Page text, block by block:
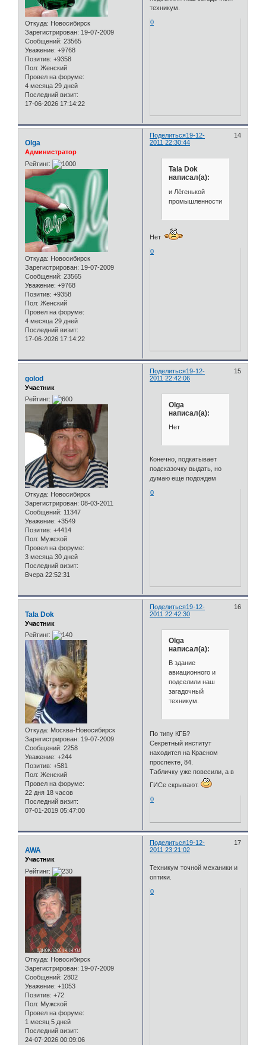
Откуда: Новосибирск
Зарегистрирован: 19-07-2009
Сообщений: 23565
Уважение: +9768
Позитив: +9358
Пол: Женский
Провел на форуме:
4 месяца 29 дней
Последний визит:
17-06-2026 17:14:22
техникум.
0
Поделиться 14
19-12-
2011 22:30:44
Olga
Администратор
Рейтинг:
Откуда: Новосибирск
Зарегистрирован: 19-07-2009
Сообщений: 23565
Уважение: +9768
Позитив: +9358
Пол: Женский
Провел на форуме:
4 месяца 29 дней
Последний визит:
17-06-2026 17:14:22
Tala Dok
написал(а):
и Лёгенькой
промышленности.
Нет
0
Поделиться 15
19-12-
2011 22:42:06
golod
Участник
Рейтинг:
Откуда: Новосибирск
Зарегистрирован: 08-03-2011
Сообщений: 11347
Уважение: +3549
Позитив: +4414
Пол: Мужской
Провел на форуме:
3 месяца 30 дней
Последний визит:
Вчера 22:52:31
Olga
написал(а):
Нет
Конечно, подкатывает
подсказочку выдать, но
думаю еще подождем
0
Поделиться 16
19-12-
2011 22:42:30
Tala Dok
Участник
Рейтинг:
Откуда: Москва-Новосибирск
Зарегистрирован: 19-07-2009
Сообщений: 2258
Уважение: +244
Позитив: +581
Пол: Женский
Провел на форуме:
22 дня 18 часов
Последний визит:
07-01-2019 05:47:00
Olga
написал(а):
В здание
авиационного и
подселили наш
загадочный
техникум.
По типу КГБ?
Секретный институт
находится на Красном
проспекте, 84.
Табличку уже повесили, а в
ГИСе скрывают.
0
Поделиться 17
19-12-
2011 23:21:02
AWA
Участник
Рейтинг:
Откуда: Новосибирск
Зарегистрирован: 19-07-2009
Сообщений: 2802
Уважение: +1053
Позитив: +72
Пол: Мужской
Провел на форуме:
1 месяц 5 дней
Последний визит:
24-07-2026 00:09:06
Техникум точной механики и
оптики.
0